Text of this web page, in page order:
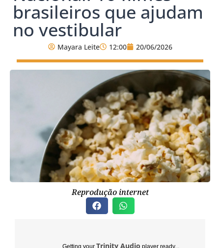
brasileiros que ajudam
no vestibular
Mayara Leite 12:00 20/06/2026
Reprodução internet
Trinity Audio